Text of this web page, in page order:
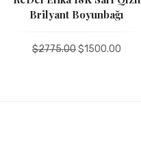
Brilyant Boyunbağı
$2775.00$1500.00